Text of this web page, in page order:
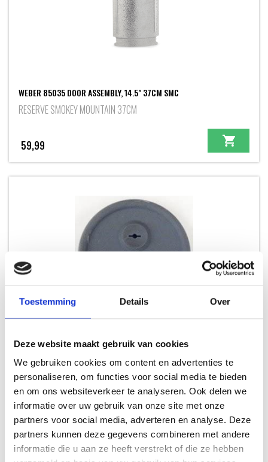
Toestemming Details Over
Deze website maakt gebruik van cookies
We gebruiken cookies om content en advertenties te
personaliseren, om functies voor social media te bieden
en om ons websiteverkeer te analyseren. Ook delen we
informatie over uw gebruik van onze site met onze
partners voor social media, adverteren en analyse. Deze
partners kunnen deze gegevens combineren met andere
informatie die u aan ze heeft verstrekt of die ze hebben
WEBER 85035 DOOR ASSEMBLY, 14.5" 37CM SMC
RESERVE SMOKEY MOUNTAIN 37CM
59,99
WEBER 85037 GROMMET, GRAY, SMC
RESERVE SMOKEY MOUNTAIN
7,99